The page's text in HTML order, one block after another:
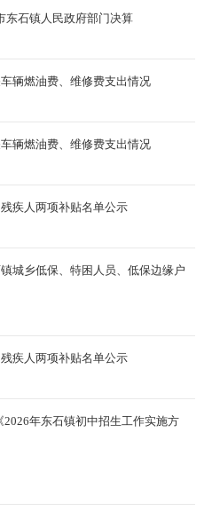
东石镇人民政府部门决算
辆燃油费、维修费支出情况
辆燃油费、维修费支出情况
疾人两项补贴名单公示
城乡低保、特困人员、低保边缘户
疾人两项补贴名单公示
年东石镇初中招生工作实施方